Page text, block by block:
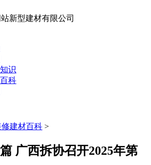
识
科
修建材百科 >
广西拆协召开2025年第